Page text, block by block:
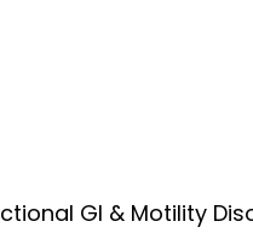
GI & Motility